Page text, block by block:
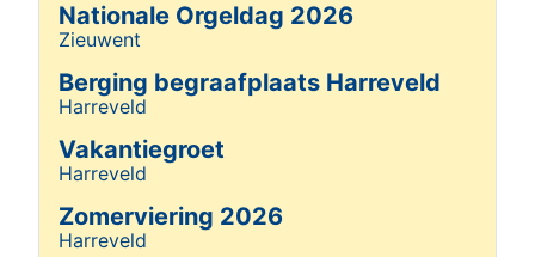
Nationale Orgeldag 2026
Details
Zieuwent
Berging begraafplaats Harreveld
Details
Harreveld
Vakantiegroet
Details
Harreveld
Zomerviering 2026
Details
Harreveld